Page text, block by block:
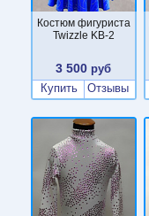
Костюм фигуриста
Twizzle KB-2
3 500 руб
Купить
Отзывы